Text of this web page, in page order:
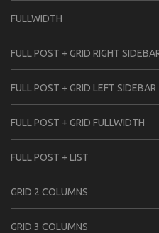
FULLWIDTH
FULL POST + GRID RIGHT
FULL POST + GRID LEFT SIDEBAR
FULL POST + GRID FULLWIDTH
FULL POST + LIST
GRID 2 COLUMNS
GRID 3 COLUMNS